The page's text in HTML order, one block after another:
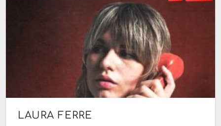
LAURA FERRE